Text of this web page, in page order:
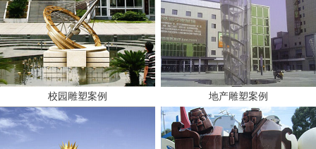
校园雕塑案例 地产雕塑案例